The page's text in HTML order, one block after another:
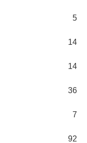
5
14
14
36
7
92